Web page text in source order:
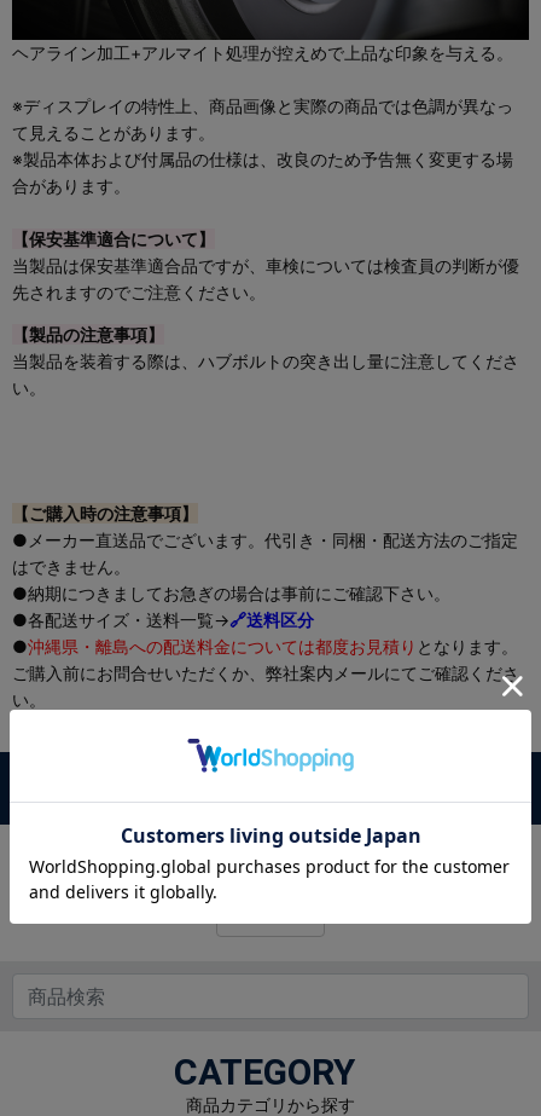
ヘアライン加工+アルマイト処理が控えめで上品な印象を与える。
※ディスプレイの特性上、商品画像と実際の商品では色調が異なっ
て見えることがあります。
※製品本体および付属品の仕様は、改良のため予告無く変更する場
合があります。
【保安基準適合について】
当製品は保安基準適合品ですが、車検については検査員の判断が優
先されますのでご注意ください。
【製品の注意事項】
当製品を装着する際は、ハブボルトの突き出し量に注意してくださ
い。
【ご購入時の注意事項】
●メーカー直送品でございます。代引き・同梱・配送方法のご指定
はできません。
●納期につきましてお急ぎの場合は事前にご確認下さい。
●各配送サイズ・送料一覧→🔗送料区分
●沖縄県・離島への配送料金については都度お見積り となります。
ご購入前にお問合せいただくか、弊社案内メールにてご確認くださ
い。
この商品に対するご感想をぜひお寄せください。
CATEGORY
商品カテゴリから探す